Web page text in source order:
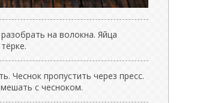
на волокна. Яйца
Чеснок пропустить через пресс.
с чесноком.